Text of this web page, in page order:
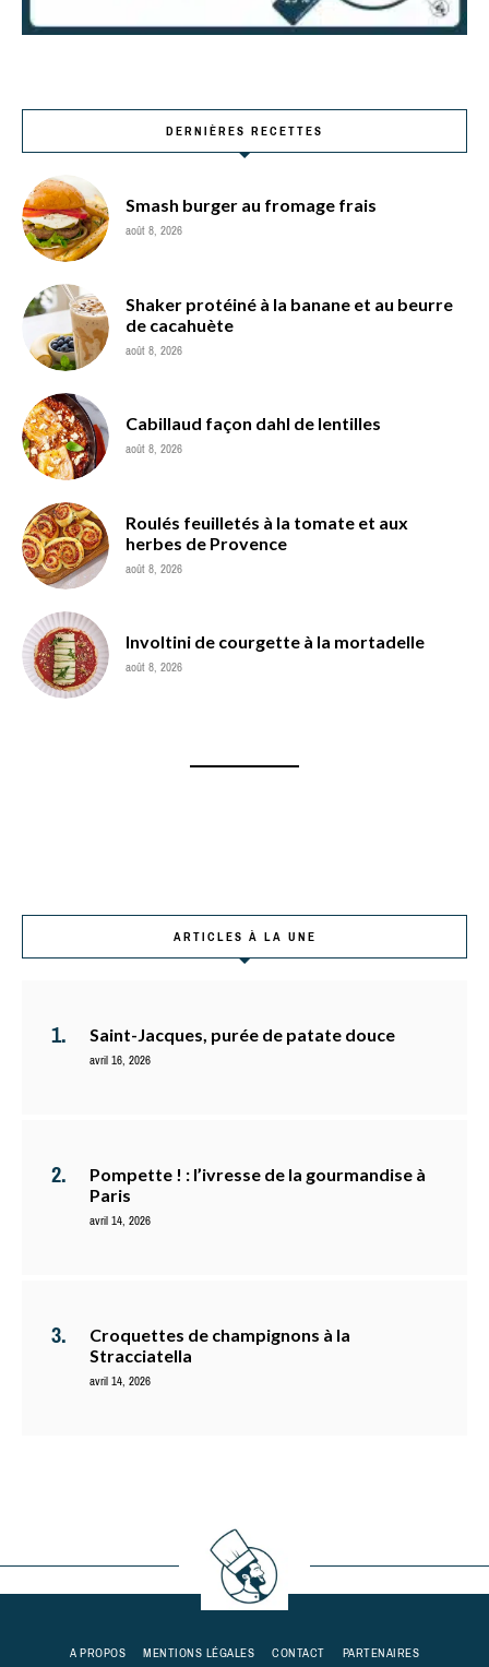
DERNIÈRES RECETTES
Smash burger au fromage frais
août 8, 2026
Shaker protéiné à la banane et au beurre
de cacahuète
août 8, 2026
Cabillaud façon dahl de lentilles
août 8, 2026
Roulés feuilletés à la tomate et aux
herbes de Provence
août 8, 2026
Involtini de courgette à la mortadelle
août 8, 2026
ARTICLES À LA UNE
Saint-Jacques, purée de patate douce
avril 16, 2026
Pompette ! : l’ivresse de la gourmandise à
Paris
avril 14, 2026
Croquettes de champignons à la
Stracciatella
avril 14, 2026
A PROPOS MENTIONS LÉGALES CONTACT PARTENAIRES